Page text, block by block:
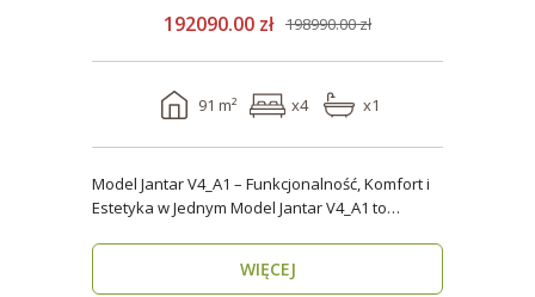
192090.00 zł 198990.00 zł
91 m² x4 x1
Model Jantar V4_A1 – Funkcjonalność, Komfort i
Estetyka w Jednym Model Jantar V4_A1 to
WIĘCEJ